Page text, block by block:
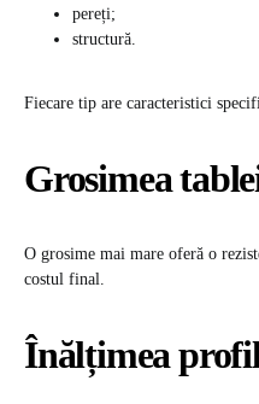
pereți;
structură.
Fiecare tip are caracteristici
Grosimea
O grosime mai mare oferă o
costul final.
Înălțimea